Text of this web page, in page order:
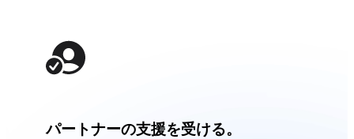
パートナーの支援を受ける。